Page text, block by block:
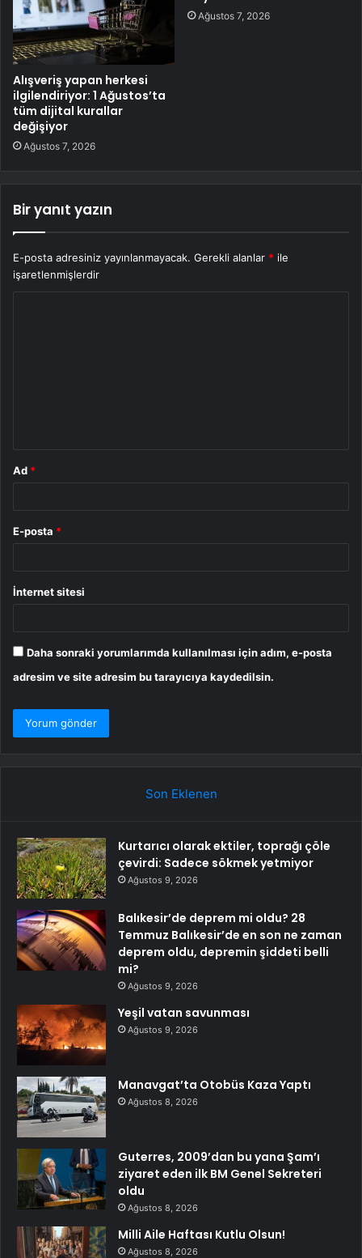
Alışveriş yapan herkesi
ilgilendiriyor: 1 Ağustos’ta
tüm dijital kurallar
değişiyor
Ağustos 7, 2026
Ağustos 7, 2026
Bir yanıt yazın
E-posta adresiniz yayınlanmayacak. Gerekli alanlar * ile
işaretlenmişlerdir
Ad *
E-posta *
İnternet sitesi
Daha sonraki yorumlarımda kullanılması için adım, e-posta
adresim ve site adresim bu tarayıcıya kaydedilsin.
Son Eklenen
Kurtarıcı olarak ektiler, toprağı çöle
çevirdi: Sadece sökmek yetmiyor
Ağustos 9, 2026
Balıkesir’de deprem mi oldu? 28
Temmuz Balıkesir’de en son ne zaman
deprem oldu, depremin şiddeti belli
mi?
Ağustos 9, 2026
Yeşil vatan savunması
Ağustos 9, 2026
Manavgat’ta Otobüs Kaza Yaptı
Ağustos 8, 2026
Guterres, 2009’dan bu yana Şam’ı
ziyaret eden ilk BM Genel Sekreteri
oldu
Ağustos 8, 2026
Milli Aile Haftası Kutlu Olsun!
Ağustos 8, 2026